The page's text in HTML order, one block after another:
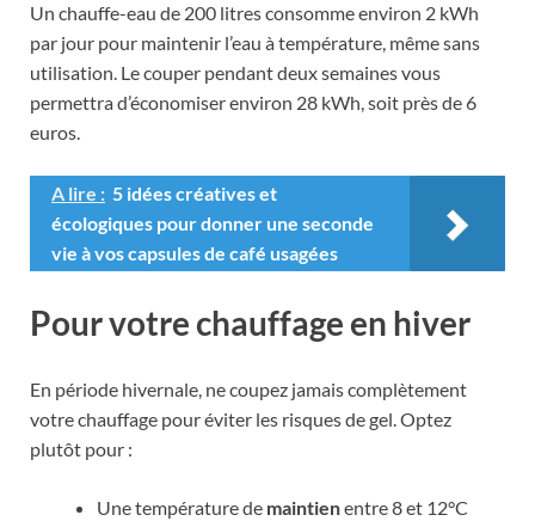
Un chauffe-eau de 200 litres consomme environ 2 kWh
par jour pour maintenir l’eau à température, même sans
utilisation. Le couper pendant deux semaines vous
permettra d’économiser environ 28 kWh, soit près de 6
euros.
A lire : 5 idées créatives et
écologiques pour donner une seconde
vie à vos capsules de café usagées
Pour votre chauffage en hiver
En période hivernale, ne coupez jamais complètement
votre chauffage pour éviter les risques de gel. Optez
plutôt pour :
Une température de maintienentre 8 et 12°C